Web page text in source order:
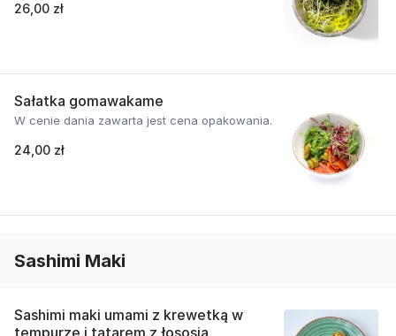
26,00 zł
Sałatka gomawakame
W cenie dania zawarta jest cena opakowania.
24,00 zł
Sashimi Maki
Sashimi maki umami z krewetką w
tempurze i tatarem z łososia